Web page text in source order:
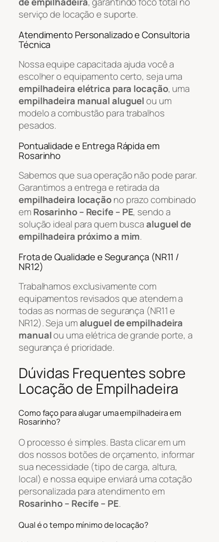
serviço de locação e suporte.
Atendimento Personalizado e Consultoria
Técnica
Nossa equipe capacitada ajuda você a
escolher o equipamento certo, seja uma
empilhadeira elétrica para locação, uma
empilhadeira manual aluguelou um
modelo a combustão para trabalhos
pesados.
Pontualidade e Entrega Rápida em
Rosarinho
Sabemos que sua operação não pode parar.
Garantimos a entrega e retirada da
empilhadeira locaçãono prazo combinado
emRosarinho – Recife – PE, sendo a
solução ideal para quem buscaaluguel de
empilhadeira próximo a mim.
Frota de Qualidade e Segurança (NR11 /
NR12)
Trabalhamos exclusivamente com
equipamentos revisados que atendem a
todas as normas de segurança (NR11 e
NR12). Seja umaluguel de empilhadeira
manualou uma elétrica de grande porte, a
segurança é prioridade.
Dúvidas Frequentes sobre
Locação de Empilhadeira
Como faço para alugar uma empilhadeira em
Rosarinho?
O processo é simples. Basta clicar em um
dos nossos botões de orçamento, informar
sua necessidade (tipo de carga, altura,
local) e nossa equipe enviará uma cotação
personalizada para atendimento em
Rosarinho – Recife – PE.
Qual é o tempo mínimo de locação?